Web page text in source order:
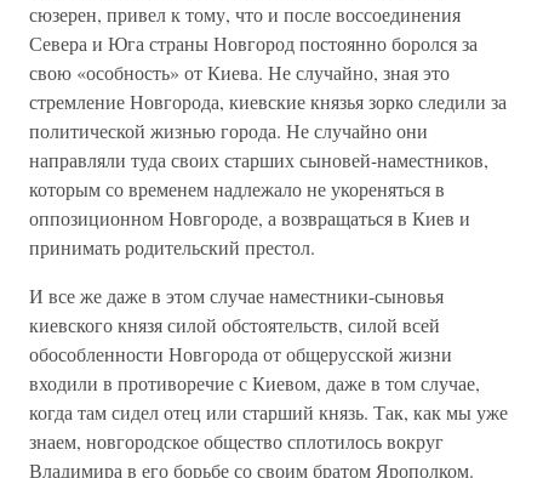
сюзерен, привел к тому, что и после воссоединения
Севера и Юга страны Новгород постоянно боролся за
свою «особность» от Киева. Не случайно, зная это
стремление Новгорода, киевские князья зорко следили за
политической жизнью города. Не случайно они
направляли туда своих старших сыновей-наместников,
которым со временем надлежало не укореняться в
оппозиционном Новгороде, а возвращаться в Киев и
принимать родительский престол.
И все же даже в этом случае наместники-сыновья
киевского князя силой обстоятельств, силой всей
обособленности Новгорода от общерусской жизни
входили в противоречие с Киевом, даже в том случае,
когда там сидел отец или старший князь. Так, как мы уже
знаем, новгородское общество сплотилось вокруг
Владимира в его борьбе со своим братом Ярополком.